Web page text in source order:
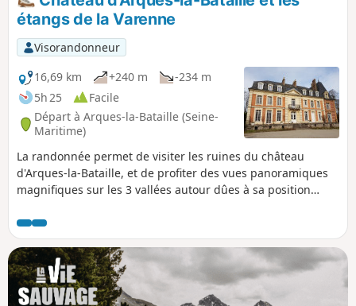
étangs de la Varenne
Visorandonneur
16,69 km
+240 m
-234 m
5h 25
Facile
Départ à Arques-la-Bataille (Seine-
Maritime)
La randonnée permet de visiter les ruines du château
d'Arques-la-Bataille, et de profiter des vues panoramiques
magnifiques sur les 3 vallées autour dûes à sa position
Martigny, ses belles demeures, son prieuré et ses rivières.
Cette randonnée se finit par une visite des étangs de la
Varenne et du centre nautique d'Arques-la-Bataille.